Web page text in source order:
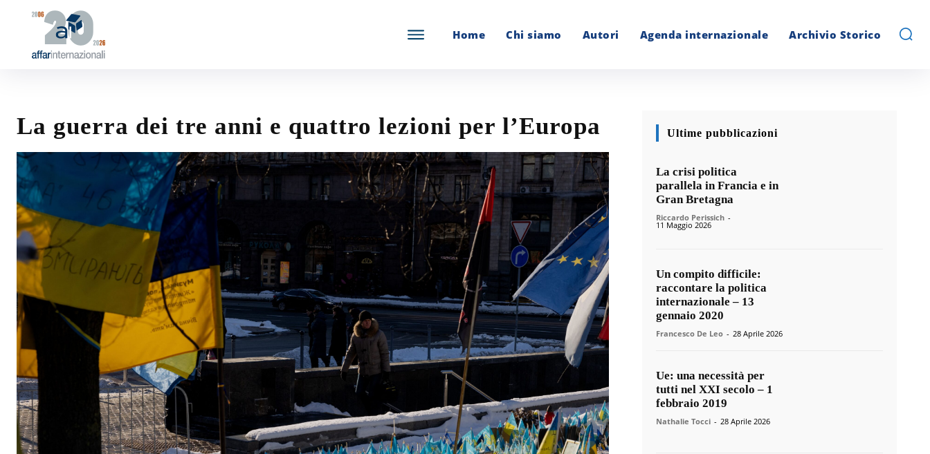
Home Chi siamo Autori Agenda internazionale Archivio Storico
La guerra dei tre anni e quattro lezioni per l’Europa Ultime pubblicazioni
La crisi politica
parallela in Francia e in
Gran Bretagna
Riccardo Perissich -
11 Maggio 2026
Un compito difficile:
raccontare la politica
internazionale – 13
gennaio 2020
Francesco De Leo - 28 Aprile 2026
Ue: una necessità per
tutti nel XXI secolo – 1
febbraio 2019
Nathalie Tocci - 28 Aprile 2026